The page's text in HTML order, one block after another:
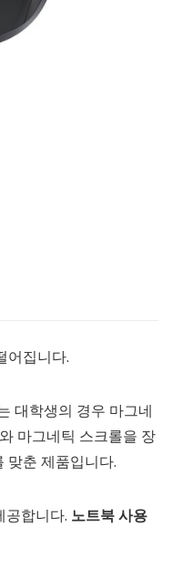
어집니다.
대학생의 경우 마그네
마그네틱 스크롤을 장
맞춘 제품입니다.
합니다. 노트북 사용